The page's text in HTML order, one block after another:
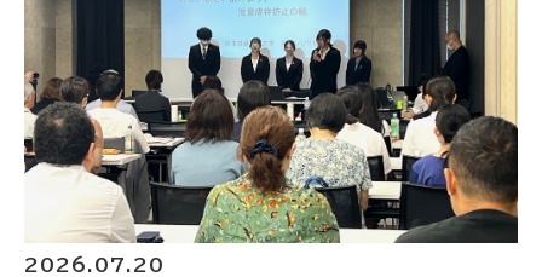
2026.07.20